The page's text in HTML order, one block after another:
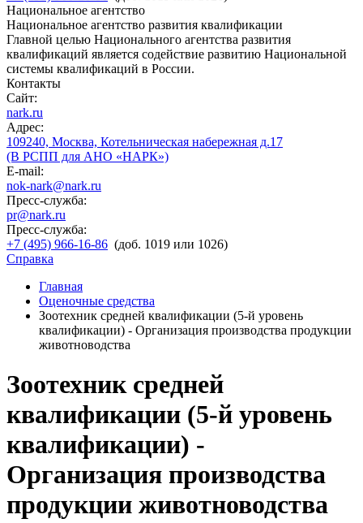
Национальное агентство
Национальное агентство развития квалификации
Главной целью Национального агентства развития
квалификаций является содействие развитию Национальной
системы квалификаций в России.
Контакты
Сайт:
nark.ru
Адрес:
109240, Москва, Котельническая набережная д.17
(В РСПП для АНО «НАРК»)
E-mail:
nok-nark@nark.ru
Пресс-служба:
pr@nark.ru
Пресс-служба:
+7 (495) 966-16-86 (доб. 1019 или 1026)
Справка
Главная
Оценочные средства
Зоотехник средней квалификации (5-й уровень
квалификации) - Организация производства продукции
животноводства
Зоотехник средней
квалификации (5-й уровень
квалификации) -
Организация производства
продукции животноводства